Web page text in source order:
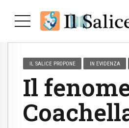
IL SALICE PROPONE IN EVIDENZA
Il